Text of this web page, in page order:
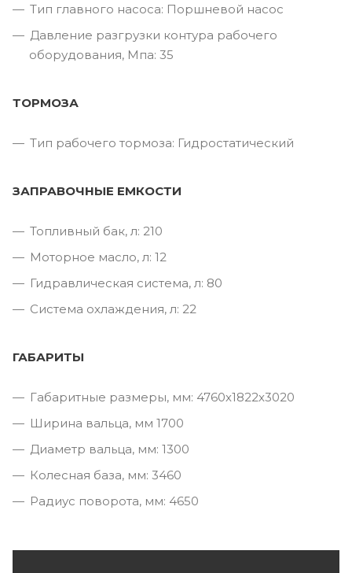
Тип главного насоса: Поршневой насос
Давление разгрузки контура рабочего
оборудования, Мпа: 35
ТОРМОЗА
Тип рабочего тормоза: Гидростатический
ЗАПРАВОЧНЫЕ ЕМКОСТИ
Топливный бак, л: 210
Моторное масло, л: 12
Гидравлическая система, л: 80
Система охлаждения, л: 22
ГАБАРИТЫ
Габаритные размеры, мм: 4760х1822х3020
Ширина вальца, мм 1700
Диаметр вальца, мм: 1300
Колесная база, мм: 3460
Радиус поворота, мм: 4650